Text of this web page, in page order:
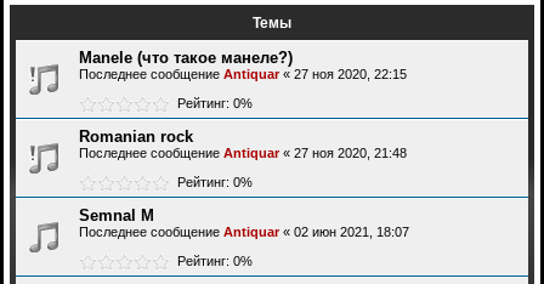
Темы
Manele (что тaкое мaнeле?)
Последнее сообщение Antiquar« 27 ноя 2020, 22:15
Рейтинг: 0%
Romanian rock
Последнее сообщение Antiquar« 27 ноя 2020, 21:48
Рейтинг: 0%
Semnal M
Последнее сообщение Antiquar« 02 июн 2021, 18:07
Рейтинг: 0%